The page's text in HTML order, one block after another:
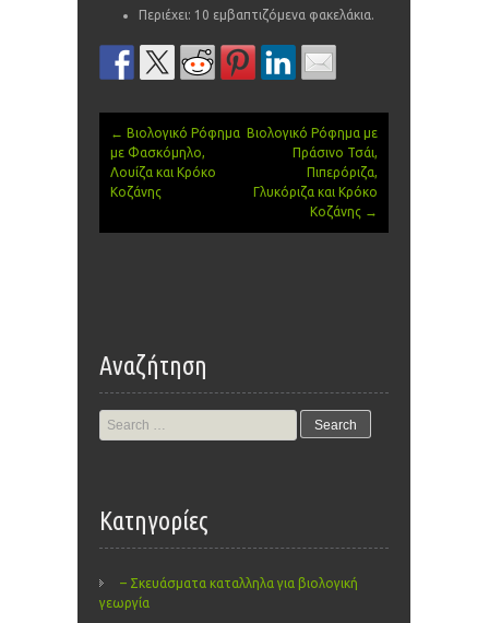
Περιέχει: 10 εμβαπτιζόμενα φακελάκια.
Post
navigation
← Βιολογικό Ρόφηµα
µε Φασκόµηλο,
Λουίζα και Κρόκο
Κοζάνης
Βιολογικό Ρόφημα με
Πράσινο Τσάι,
Πιπερόριζα,
Γλυκόριζα και Κρόκο
Κοζάνης →
Αναζήτηση
Search
for:
Kατηγορίες
– Σκευάσματα καταλληλα για βιολογική
γεωργία